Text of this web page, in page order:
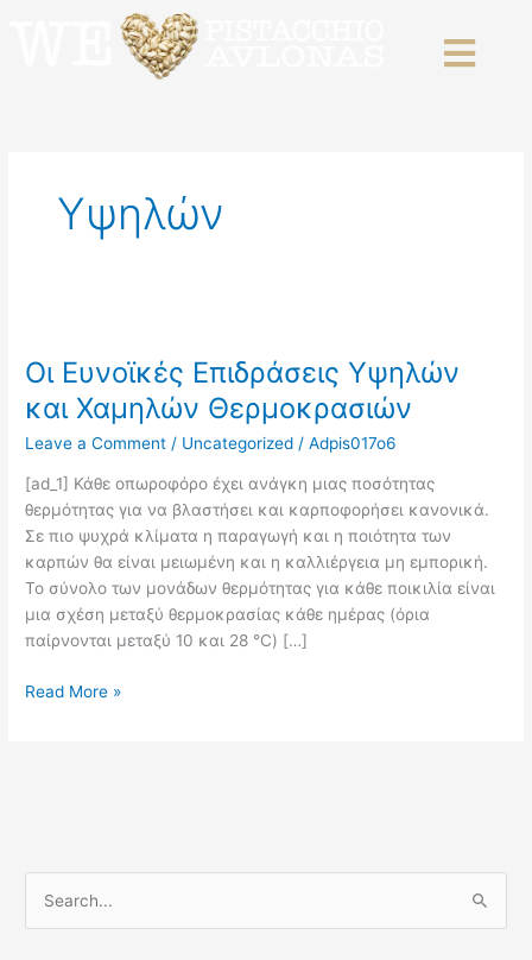
Υψηλών
Οι Ευνοϊκές Επιδράσεις Υψηλών
και Χαμηλών Θερμοκρασιών
Leave a Comment / Uncategorized /Adpis017o6
[ad_1] Κάθε οπωροφόρο έχει ανάγκη μιας ποσότητας
θερμότητας για να βλαστήσει και καρποφορήσει κανονικά.
Σε πιο ψυχρά κλίματα η παραγωγή και η ποιότητα των
καρπών θα είναι μειωμένη και η καλλιέργεια μη εμπορική.
Το σύνολο των μονάδων θερμότητας για κάθε ποικιλία είναι
μια σχέση μεταξύ θερμοκρασίας κάθε ημέρας (όρια
παίρνονται μεταξύ 10 και 28 °C) […]
Επιδράσεις
Υψηλών
και
Χαμηλών
Θερμοκρασιών
Read More »